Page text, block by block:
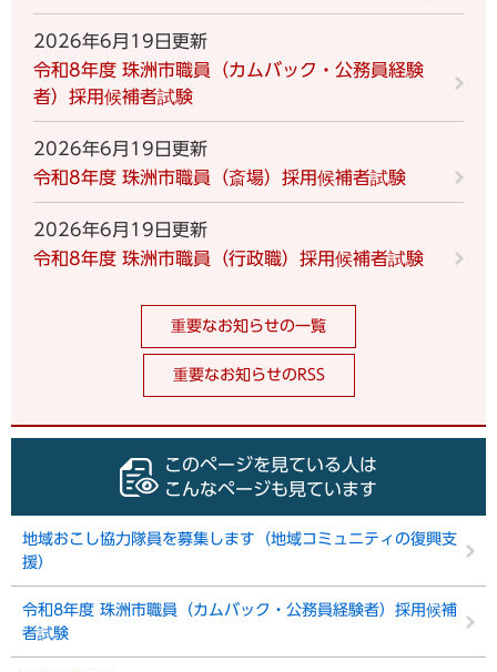
2026年6月19日更新
令和8年度 珠洲市職員（カムバック・公務員経験
者）採用候補者試験
2026年6月19日更新
令和8年度 珠洲市職員（斎場）採用候補者試験
2026年6月19日更新
令和8年度 珠洲市職員（行政職）採用候補者試験
重要なお知らせの一覧
重要なお知らせのRSS
このページを見ている人は
こんなページも見ています
地域おこし協力隊員を募集します（地域コミュニティの復興支
援）
令和8年度 珠洲市職員（カムバック・公務員経験者）採用候補
者試験